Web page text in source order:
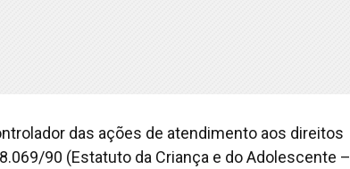
das ações de atendimento aos direitos
90 (Estatuto da Criança e do Adolescente –